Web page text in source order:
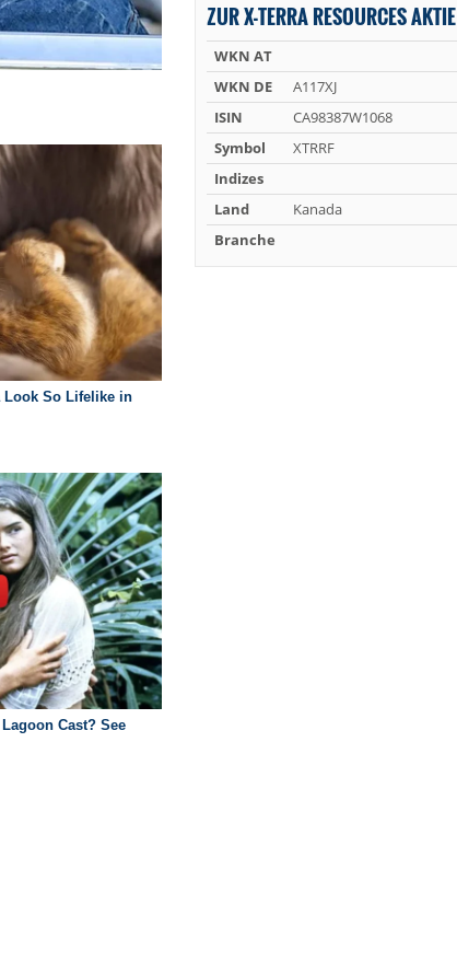
ZUR X-TERRA RESOURCES AKTIE
WKN AT
WKN DE
A117XJ
ISIN
CA98387W1068
Symbol
XTRRF
Indizes
Land
Kanada
Branche